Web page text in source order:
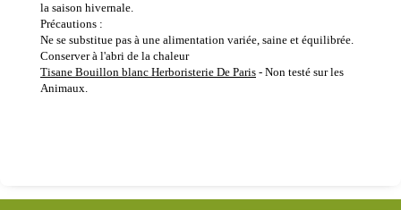
la saison hivernale.
Précautions :
Ne se substitue pas à une alimentation variée, saine et équilibrée.
Conserver à l'abri de la chaleur
Tisane Bouillon blanc Herboristerie De Paris - Non testé sur les
Animaux.